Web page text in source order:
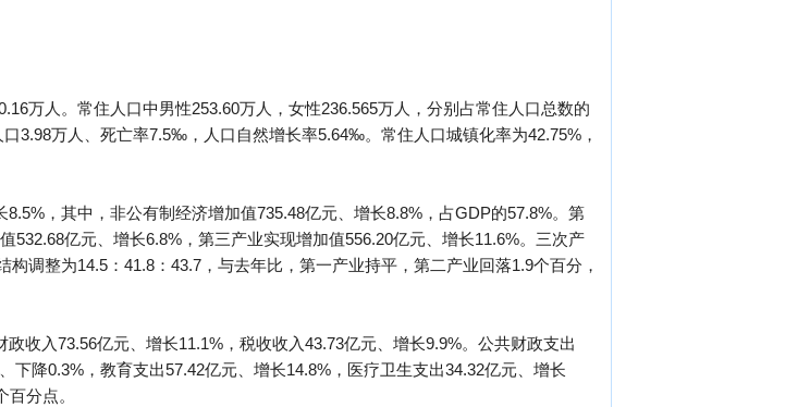
万人。常住人口中男性253.60万人，女性236.565万人，分别占常住人口总数的
3.98万人、死亡率7.5‰，人口自然增长率5.64‰。常住人口城镇化率为42.75%，
，其中，非公有制经济增加值735.48亿元、增长8.8%，占GDP的57.8%。第
532.68亿元、增长6.8%，第三产业实现增加值556.20亿元、增长11.6%。三次产
调整为14.5：41.8：43.7，与去年比，第一产业持平，第二产业回落1.9个百分，
收入73.56亿元、增长11.1%，税收收入43.73亿元、增长9.9%。公共财政支出
下降0.3%，教育支出57.42亿元、增长14.8%，医疗卫生支出34.32亿元、增长
分点。